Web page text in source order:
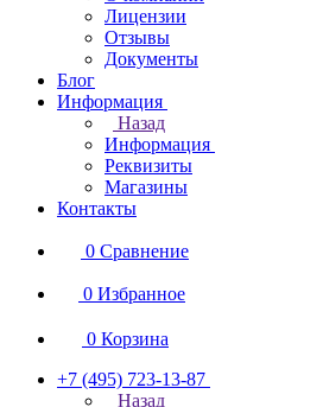
Лицензии
Отзывы
Документы
Блог
Информация
Назад
Информация
Реквизиты
Магазины
Контакты
0 Сравнение
0 Избранное
0 Корзина
+7 (495) 723-13-87
Назад